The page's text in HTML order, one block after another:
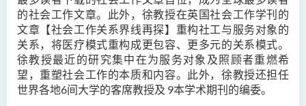
的社会工作文章。此外，徐教授在英国社会工作学刊的
文章【社会工作关系界线再探】重构社工与服务对象的
关系，将医疗模式重构成更包容、更多元的关系模式。
徐教授最近的研究集中在为服务对象及照顾者重燃希
望，重塑社会工作的本质和内容。此外，徐教授还担任
世界各地6间大学的客席教授及 9本学术期刊的编委。
陈炳坤博士
Prof Simon CHAN Tak Mau
Dr Ada CHEUNG Pui Ling
Ms Catalina CHAN Sin Han